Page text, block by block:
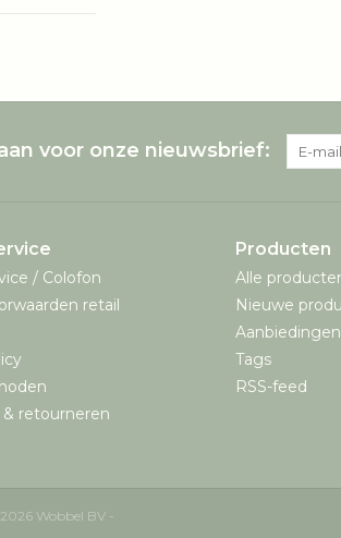
voor onze nieuwsbrief:
/ Colofon
retail
retourneren
Producten
Alle
Nieuwe
Aanbiedingen
Tags
RSS-feed
Wobbel BV -